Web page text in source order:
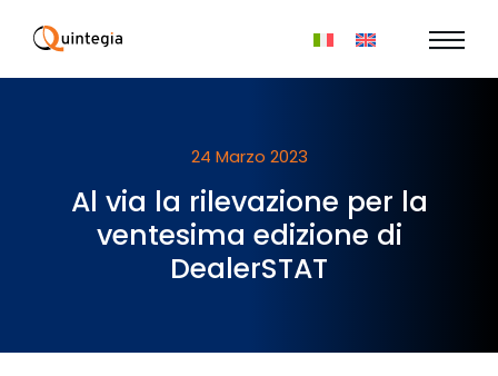
24 Marzo 2023
Al via la rilevazione per la
ventesima edizione di
DealerSTAT